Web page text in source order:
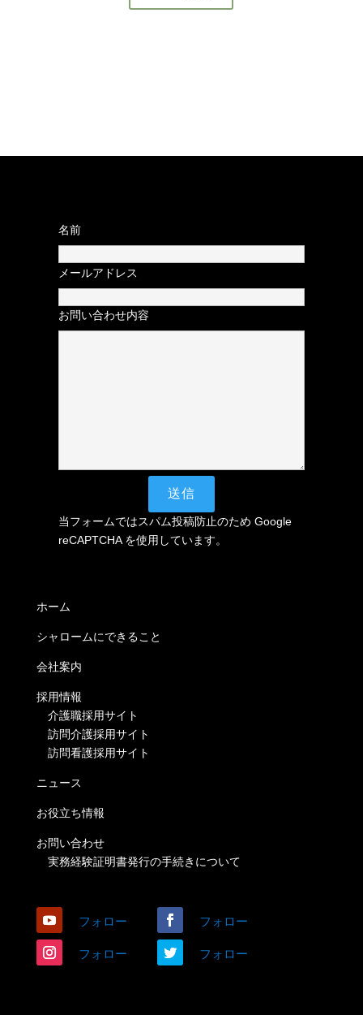
名前
メールアドレス
お問い合わせ内容
当フォームではスパム投稿防止のため Google
reCAPTCHA を使用しています。
ホーム
シャロームにできること
会社案内
採用情報
介護職採用サイト
訪問介護採用サイト
訪問看護採用サイト
ニュース
お役立ち情報
お問い合わせ
実務経験証明書発行の手続きについて
フォロー フォロー
フォロー フォロー